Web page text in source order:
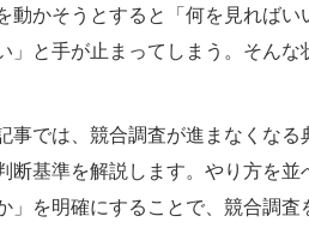
動かそうとすると「何を見れば
」と手が止まってしまう。そんな
事では、競合調査が進まなくな
断基準を解説します。やり方を
」を明確にすることで、競合調査